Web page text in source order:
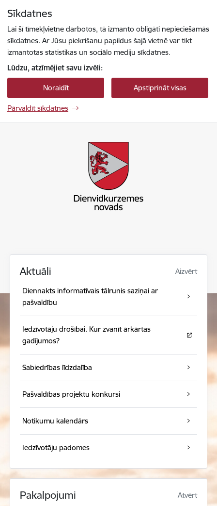
Sīkdatnes
Lai šī tīmekļvietne darbotos, tā izmanto obligāti nepieciešamās
sīkdatnes. Ar Jūsu piekrišanu papildus šajā vietnē var tikt
izmantotas statistikas un sociālo mediju sīkdatnes.
Lūdzu, atzīmējiet savu izvēli:
Noraidīt Apstiprināt visas
Pārvaldīt sīkdatnes
Aktuāli Aizvērt
Diennakts informatīvais tālrunis saziņai ar
pašvaldību
Iedzīvotāju drošībai. Kur zvanīt ārkārtas
gadījumos?
Sabiedrības līdzdalība
Pašvaldības projektu konkursi
Notikumu kalendārs
Iedzīvotāju padomes
Pakalpojumi Atvērt